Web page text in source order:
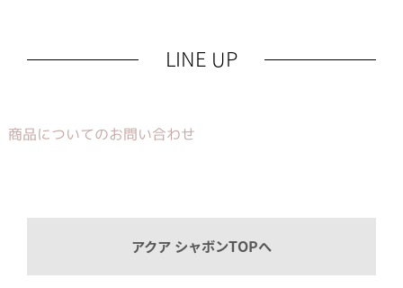
LINE UP
商品についてのお問い合わせ
アクア シャボンTOPへ